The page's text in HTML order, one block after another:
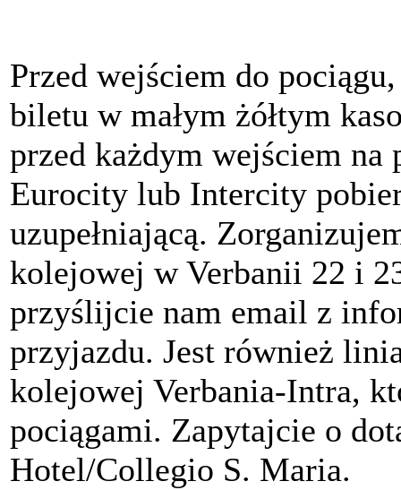
Przed wejściem do
biletu w małym żółtym
przed każdym wejściem
Eurocity lub Intercity
uzupełniającą.
kolejowej w Verbanii 22 i
przyślijcie nam email z
przyjazdu. Jest również
kolejowej Verbania-Intra,
pociągami. Zapytajcie o
Hotel/Collegio S. Maria.